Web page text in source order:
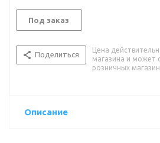
Под заказ
Поделиться
Цена
магазина и может
розничных
Описание